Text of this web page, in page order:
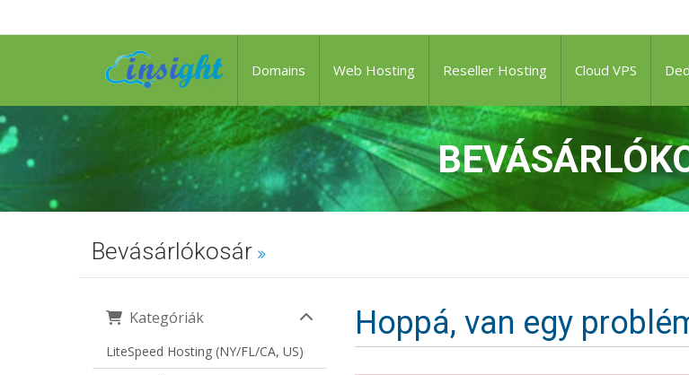
Domains Web Hosting Reseller Hosting Cloud VPS
Bevásárlókosár
Kategóriák
LiteSpeed Hosting (NY/FL/CA, US)
Hoppá, van egy